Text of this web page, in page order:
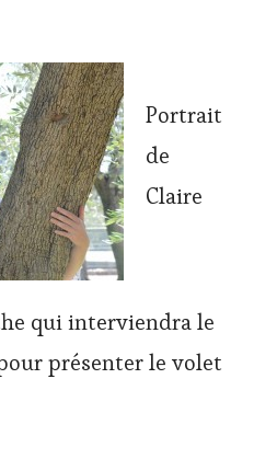
Portrait
de
Claire
qui interviendra le
présenter le volet